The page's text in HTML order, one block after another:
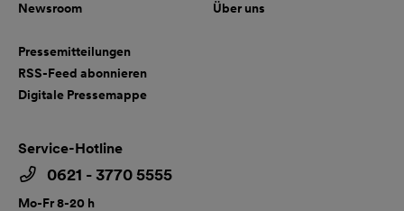
Newsroom
Über uns
Pressemitteilungen
RSS-Feed abonnieren
Digitale Pressemappe
Service-Hotline
0621 - 3770 5555
Mo-Fr 8-20 h